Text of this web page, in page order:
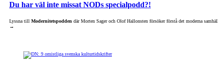
Du har väl inte missat NODs specialpodd?!
Lyssna tillModernitetspodden där Morten Sager och Olof Hallonsten försöker förstå det moderna
→